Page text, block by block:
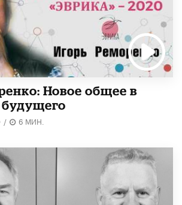
Новое общее в
/ 6 МИН.